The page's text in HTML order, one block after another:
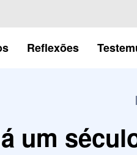
Reflexões
um